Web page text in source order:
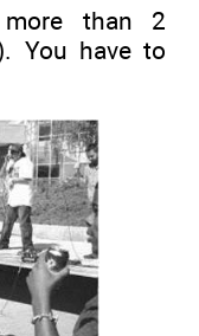
than 2
You have to